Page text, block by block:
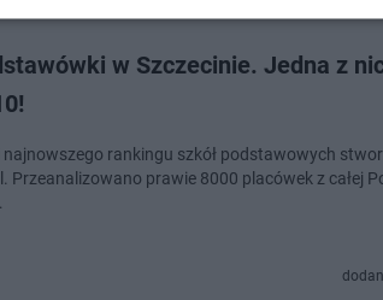
w Szczecinie. Jedna z
rankingu szkół podstawowych
Przeanalizowano prawie 8000 placówek z całej